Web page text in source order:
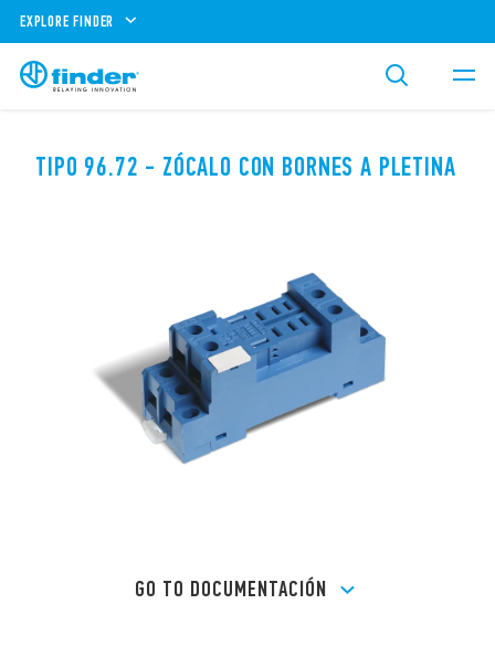
EXPLORE FINDER
TIPO 96.72 - ZÓCALO CON BORNES A PLETINA
GO TO DOCUMENTACIÓN